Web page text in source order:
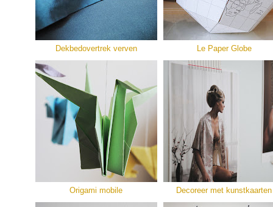
Dekbedovertrek verven Le Paper Globe
Origami mobile Decoreer met kunstkaarten